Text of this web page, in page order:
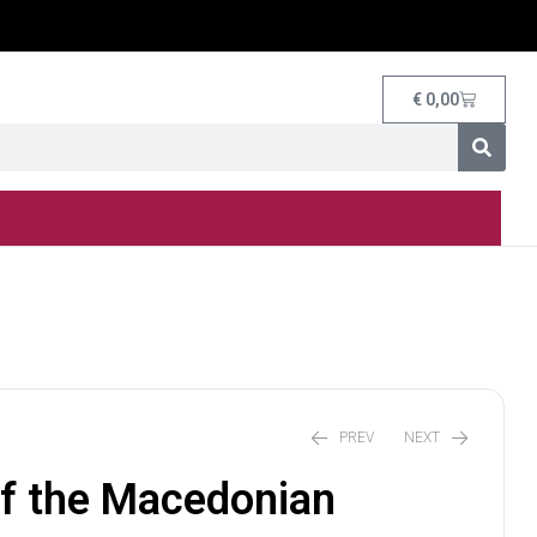
€ 0,00
PREV
€30,00
NEXT
€15,00
the Macedonian